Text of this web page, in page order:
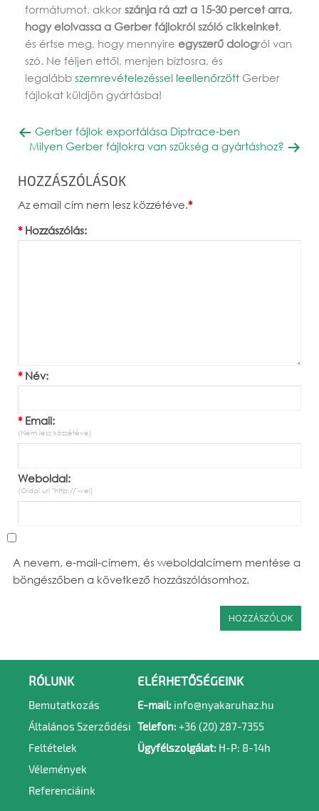
formátumot, akkor szánja rá azt a 15-30 percet arra,
hogy elolvassa a Gerber fájlokról szóló cikkeinket,
és értse meg, hogy mennyire egyszerű dologról van
szó. Ne féljen ettől, menjen biztosra, és
legalább szemrevételezéssel leellenőrzött Gerber
fájlokat küldjön gyártásba!
Gerber fájlok exportálása Diptrace-ben
Milyen Gerber fájlokra van szükség a gyártáshoz?
HOZZÁSZÓLÁSOK
Az email cím nem lesz közzétéve.*
*Hozzászólás:
*Név:
*Email:
(Nem lesz közzétéve)
Weboldal:
(Oldal url "http://"-vel)
A nevem, e-mail-címem, és weboldalcímem mentése a
böngészőben a következő hozzászólásomhoz.
RÓLUNK
Bemutatkozás
Általános Szerződési
Feltételek
Vélemények
Referenciáink
ELÉRHETŐSÉGEINK
E-mail: info@nyakaruhaz.hu
Telefon: +36 (20) 287-7355
Ügyfélszolgálat: H-P: 8-14h